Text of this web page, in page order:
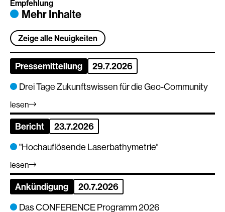
Mehr Inhalte
Empfehlung
Zeige alle Neuigkeiten
Drei Tage Zukunftswissen für die Geo-Community
Pressemitteilung 29.7.2026
lesen
"Hochauflösende Laserbathymetrie“
Bericht 23.7.2026
lesen
Das CONFERENCE Programm 2026
Ankündigung 20.7.2026